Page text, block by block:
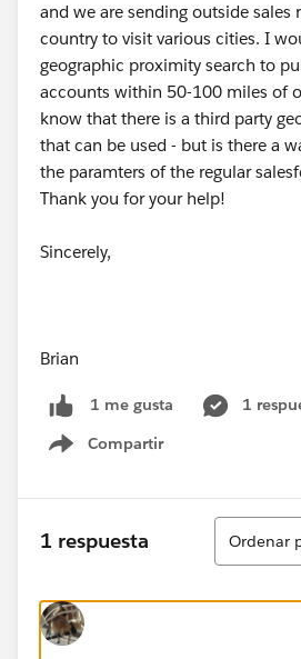
and we are sending outside sales
country to visit various cities. I
geographic proximity search to
accounts within 50-100 miles of
know that there is a third party
that can be used - but is there a
the paramters of the regular
Thank you for your help!
Sincerely,
Brian
1 me gusta
1
Compartir
Show menu
1 respuesta
Ordenar
Ordenar